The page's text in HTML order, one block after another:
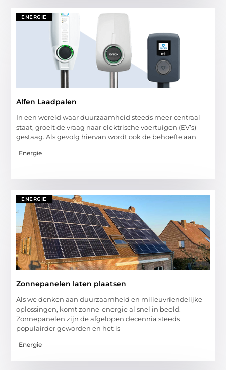
ENERGIE
Alfen Laadpalen
In een wereld waar duurzaamheid steeds meer centraal
staat, groeit de vraag naar elektrische voertuigen (EV’s)
gestaag. Als gevolg hiervan wordt ook de behoefte aan
Energie
ENERGIE
Zonnepanelen laten plaatsen
Als we denken aan duurzaamheid en milieuvriendelijke
oplossingen, komt zonne-energie al snel in beeld.
Zonnepanelen zijn de afgelopen decennia steeds
populairder geworden en het is
Energie